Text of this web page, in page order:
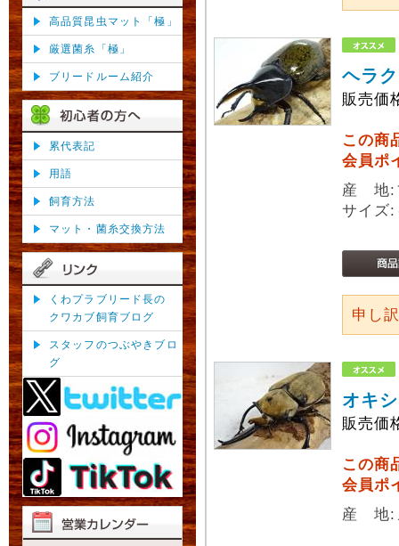
高品質昆虫マット「極」
厳選菌糸「極」
ブリードルーム紹介
累代表記
用語
飼育方法
マット・菌糸交換方法
くわプラブリード長の
クワカブ飼育ブログ
スタッフのつぶやきブロ
グ
ヘラ
販売価
この商
会員ポ
産 地:
サイズ
申し
オキ
販売価
この商
会員ポ
産 地: